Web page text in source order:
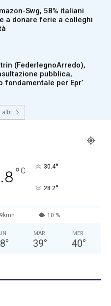
Swg, 58% italiani
a donare ferie a colleghi
(FederlegnoArredo),
pubblica,
fondamentale per Epr’
altri
°C 30.4°
28.2°
10 %
°
MAR
39°
MER
40°